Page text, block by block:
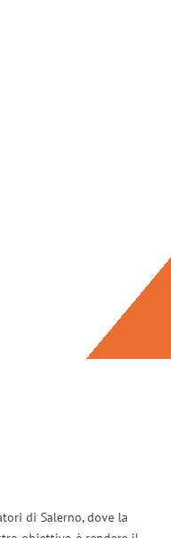
di Salerno, dove la